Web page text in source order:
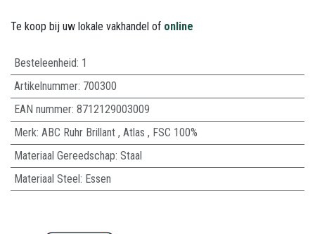
Te koop bij uw lokale vakhandel of online
Besteleenheid: 1
Artikelnummer: 700300
EAN nummer: 8712129003009
Merk: ABC Ruhr Brillant, Atlas , FSC 100%
Materiaal Gereedschap: Staal
Materiaal Steel: Essen